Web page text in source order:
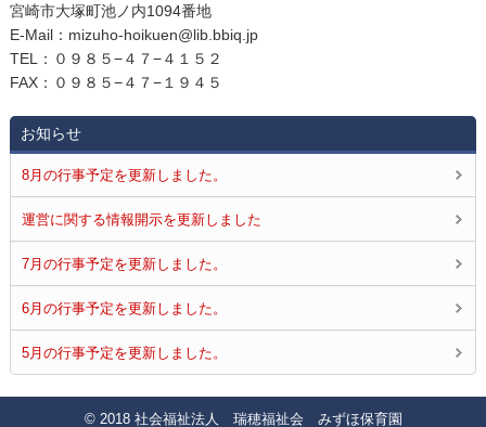
宮崎市大塚町池ノ内1094番地
E‐Mail：mizuho-hoikuen@lib.bbiq.jp
TEL：０９８５−４７−４１５２
FAX：０９８５−４７−１９４５
お知らせ
8月の行事予定を更新しました。
運営に関する情報開示を更新しました
7月の行事予定を更新しました。
6月の行事予定を更新しました。
5月の行事予定を更新しました。
© 2018 社会福祉法人 瑞穂福祉会 みずほ保育園